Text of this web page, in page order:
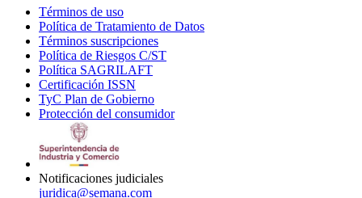
Términos de uso
in
new
window
Política de Tratamiento de Datos
Términos suscripciones
in
Política de Riesgos C/ST
Política SAGRILAFT
new
window
Certificación ISSN
in
new
TyC Plan de Gobierno
in
Protección del consumidorOpens
Notificaciones judiciales
juridica@semana.com